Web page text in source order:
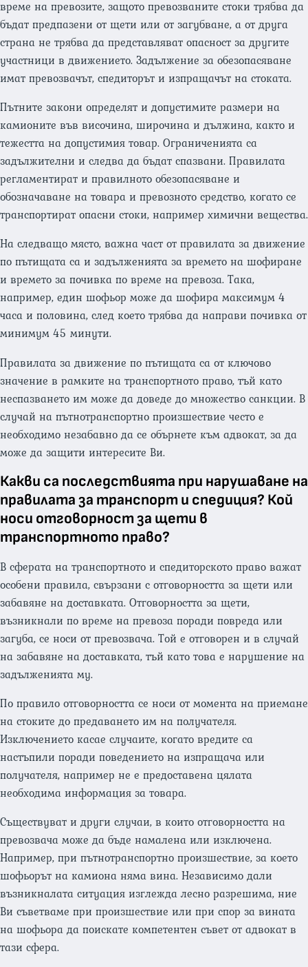
време на превозите, защото превозваните стоки трябва да
бъдат предпазени от щети или от загубване, а от друга
страна не трябва да представляват опасност за другите
участници в движението. Задължение за обезопасяване
имат превозвачът, спедиторът и изпращачът на стоката.
Пътните закони определят и допустимите размери на
камионите във височина, широчина и дължина, както и
тежестта на допустимия товар. Ограниченията са
задължителни и следва да бъдат спазвани. Правилата
регламентират и правилното обезопасяване и
обозначаване на товара и превозното средство, когато се
транспортират опасни стоки, например химични вещества.
На следващо място, важна част от правилата за движение
по пътищата са и задълженията за времето на шофиране
и времето за почивка по време на превоза. Така,
например, един шофьор може да шофира максимум 4
часа и половина, след което трябва да направи почивка от
минимум 45 минути.
Правилата за движение по пътищата са от ключово
значение в рамките на транспортното право, тъй като
неспазването им може да доведе до множество санкции. В
случай на пътнотранспортно произшествие често е
необходимо незабавно да се обърнете към адвокат, за да
може да защити интересите Ви.
Какви са последствията при нарушаване на
правилата за транспорт и спедиция? Кой
носи отговорност за щети в
транспортното право?
В сферата на транспортното и спедиторското право важат
особени правила, свързани с отговорността за щети или
забавяне на доставката. Отговорността за щети,
възникнали по време на превоза поради повреда или
загуба, се носи от превозвача. Той е отговорен и в случай
на забавяне на доставката, тъй като това е нарушение на
задълженията му.
По правило отговорността се носи от момента на приемане
на стоките до предаването им на получателя.
Изключението касае случаите, когато вредите са
настъпили поради поведението на изпращача или
получателя, например не е предоставена цялата
необходима информация за товара.
Съществуват и други случаи, в които отговорността на
превозвача може да бъде намалена или изключена.
Например, при пътнотранспортно произшествие, за което
шофьорът на камиона няма вина. Независимо дали
възникналата ситуация изглежда лесно разрешима, ние
Ви съветваме при произшествие или при спор за вината
на шофьора да поискате компетентен съвет от адвокат в
тази сфера.